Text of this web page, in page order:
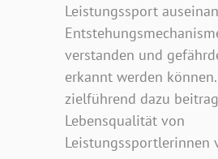
Leistungssport
verstanden und
erkannt werden
zielführend dazu
Lebensqualität von
Leistungssportlerinnen